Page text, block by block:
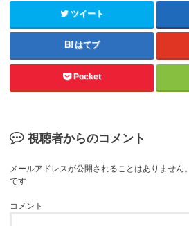
ツイート
はてブ
Pocket
視聴者からのコメント
メールアドレスが公開されることはありません。
です
コメント